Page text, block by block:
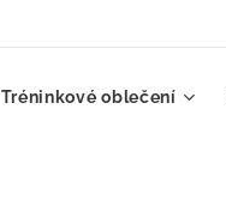
Tréninkové oblečení